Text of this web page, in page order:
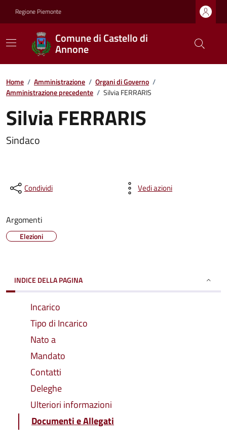
Regione Piemonte
Comune di Castello di
Annone
Home / Amministrazione / Organi di Governo /
Amministrazione precedente / Silvia FERRARIS
Silvia FERRARIS
Sindaco
Condividi Vedi azioni
Argomenti
Elezioni
INDICE DELLA PAGINA
Incarico
Tipo di Incarico
Nato a
Mandato
Contatti
Deleghe
Ulteriori informazioni
Documenti e Allegati